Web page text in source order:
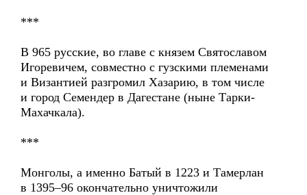
***
В 965 русские, во главе с князем Святославом
Игоревичем, совместно с гузскими племенами
и Византией разгромил Хазарию, в том числе
и город Семендер в Дагестане (ныне Тарки-
Махачкала).
***
Монголы, а именно Батый в 1223 и Тамерлан
в 1395–96 окончательно уничтожили